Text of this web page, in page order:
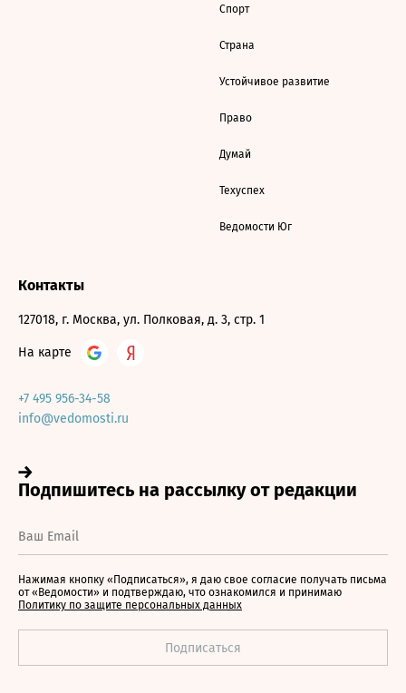
Спорт
Страна
Устойчивое развитие
Право
Думай
Техуспех
Ведомости Юг
Контакты
127018, г. Москва, ул. Полковая, д. 3, стр. 1
На карте
+7 495 956-34-58
info@vedomosti.ru
Нажимая кнопку «Подписаться», я даю свое согласие получать письма
от «Ведомости» и подтверждаю, что ознакомился и принимаю
Политику по защите персональных данных